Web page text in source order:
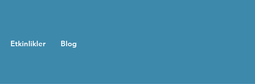
Etkinlikler Blog